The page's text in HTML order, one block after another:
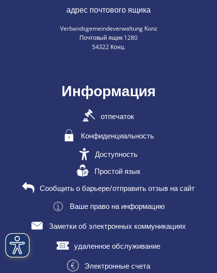
адрес почтового ящика
Verbandsgemeindeverwaltung Konz
Почтовый ящик 1280
54322 Конц.
Информация
отпечаток
Конфиденциальность
Доступность
Простой язык
Сообщить о барьере/отправить отзыв на сайт
Ваше право на информацию
Заметки об электронных коммуникациях
удаленное обслуживание
Электронные счета